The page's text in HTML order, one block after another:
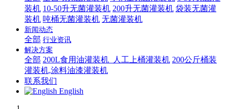
装机 10-50升无菌灌装机 200升无菌灌装机 袋装无菌灌
装机 吨桶无菌灌装机 无菌灌装机
新闻动态
全部 行业资讯
解决方案
全部 200L食用油灌装机_人工上桶灌装机 200公斤桶装
灌装机,涂料油漆灌装机
联系我们
English